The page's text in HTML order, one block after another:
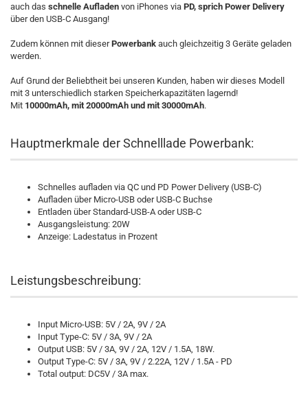
auch das schnelle Aufladen von iPhones via PD, sprich Power Delivery
über den USB-C Ausgang!
Zudem können mit dieserPowerbank auch gleichzeitig 3 Geräte geladen
werden.
Auf Grund der Beliebtheit bei unseren Kunden, haben wir dieses Modell
mit 3 unterschiedlich starken Speicherkapazitäten lagernd!
Mit 10000mAh, mit 20000mAh und mit 30000mAh.
Hauptmerkmale der Schnelllade Powerbank:
Schnelles aufladen via QC und PD Power Delivery (USB-C)
Aufladen über Micro-USB oder USB-C Buchse
Entladen über Standard-USB-A oder USB-C
Ausgangsleistung: 20W
Anzeige: Ladestatus in Prozent
Leistungsbeschreibung:
Input Micro-USB: 5V / 2A, 9V / 2A
Input Type-C: 5V / 3A, 9V / 2A
Output USB: 5V / 3A, 9V / 2A, 12V / 1.5A, 18W.
Output Type-C: 5V / 3A, 9V / 2.22A, 12V / 1.5A - PD
Total output: DC5V / 3A max.